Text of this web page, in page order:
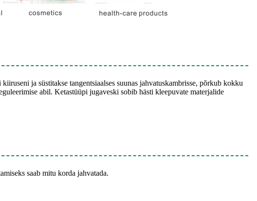
ja süstitakse tangentsiaalses suunas jahvatuskambrisse, põrkub kokku
abil. Ketastüüpi jugaveski sobib hästi kleepuvate materjalide
saab mitu korda jahvatada.